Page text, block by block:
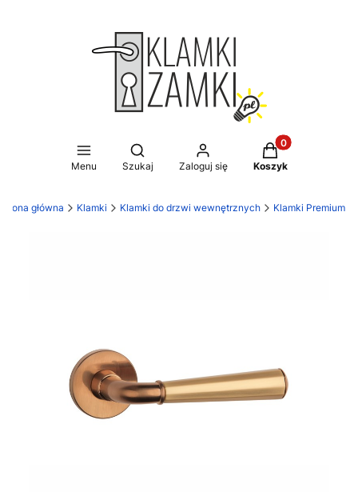
Menu
Otwórz wyszukiwarkę
Szukaj Zaloguj się
Produkty w
Koszyk
Strona główna Klamki Klamki do drzwi wewnętrznych Klamki Premium